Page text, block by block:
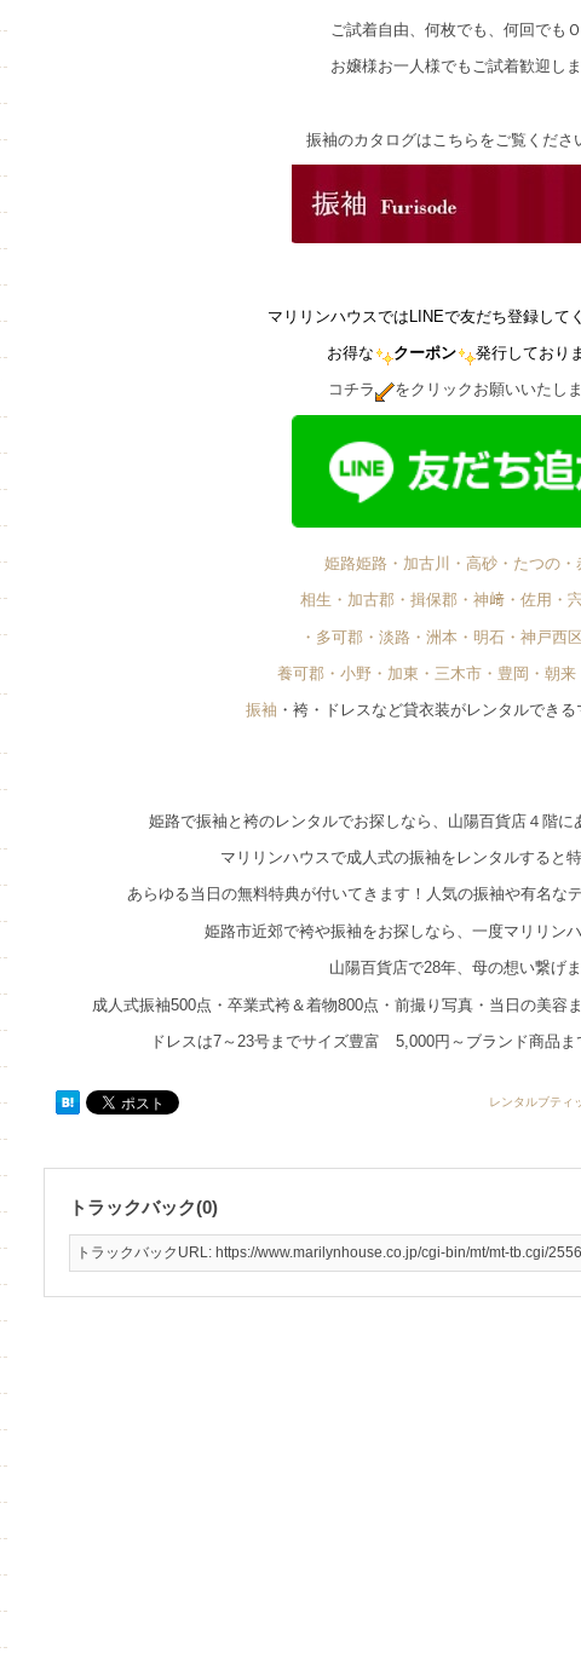
ご試着自由、何枚でも、何回でも
お嬢様お一人様でもご試着歓迎し
振袖のカタログはこちらをご覧くださ
マリリンハウスではLINEで友だち登録して
お得な クーポン 発行しており
コチラ をクリックお願いいたし
姫路姫路・加古川・高砂・たつの・
相生・加古郡・揖保郡・神﨑・佐用・
・多可郡・淡路・洲本・明石・神戸西
養可郡・小野・加東・三木市・豊岡・朝
振袖 ・袴・ドレスなど貸衣装がレンタルでき
姫路で振袖と袴のレンタルでお探しなら、山陽百貨店４階
マリリンハウスで成人式の振袖をレンタルすると
あらゆる当日の無料特典が付いてきます！人気の振袖や有名な
姫路市近郊で袴や振袖をお探しなら、一度マリリン
山陽百貨店で28年、母の想い繋げ
成人式振袖500点・卒業式袴＆着物800点・前撮り写真・当日の美容
ドレスは7～23号までサイズ豊富 5,000円～ブランド商品
レンタルブテ
トラックバック(0)
トラックバックURL: https://www.marilynhouse.co.jp/cgi-bin/mt/mt-tb.cgi/2556